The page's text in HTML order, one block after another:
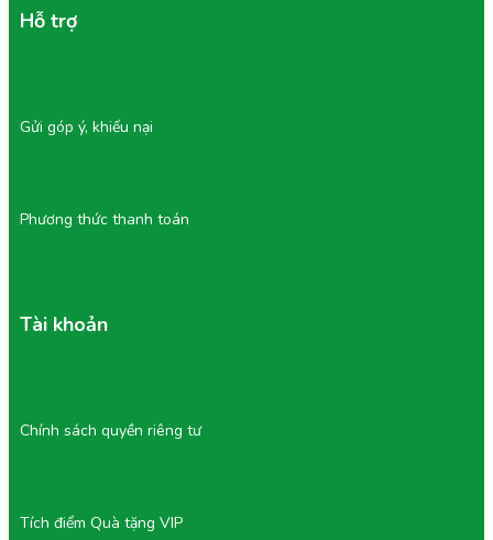
Hỗ trợ
Tích điểm Quà tặng VIP
Chính sách quyền riêng tư
Tài khoản
Phương thức thanh toán
Gửi góp ý, khiếu nại